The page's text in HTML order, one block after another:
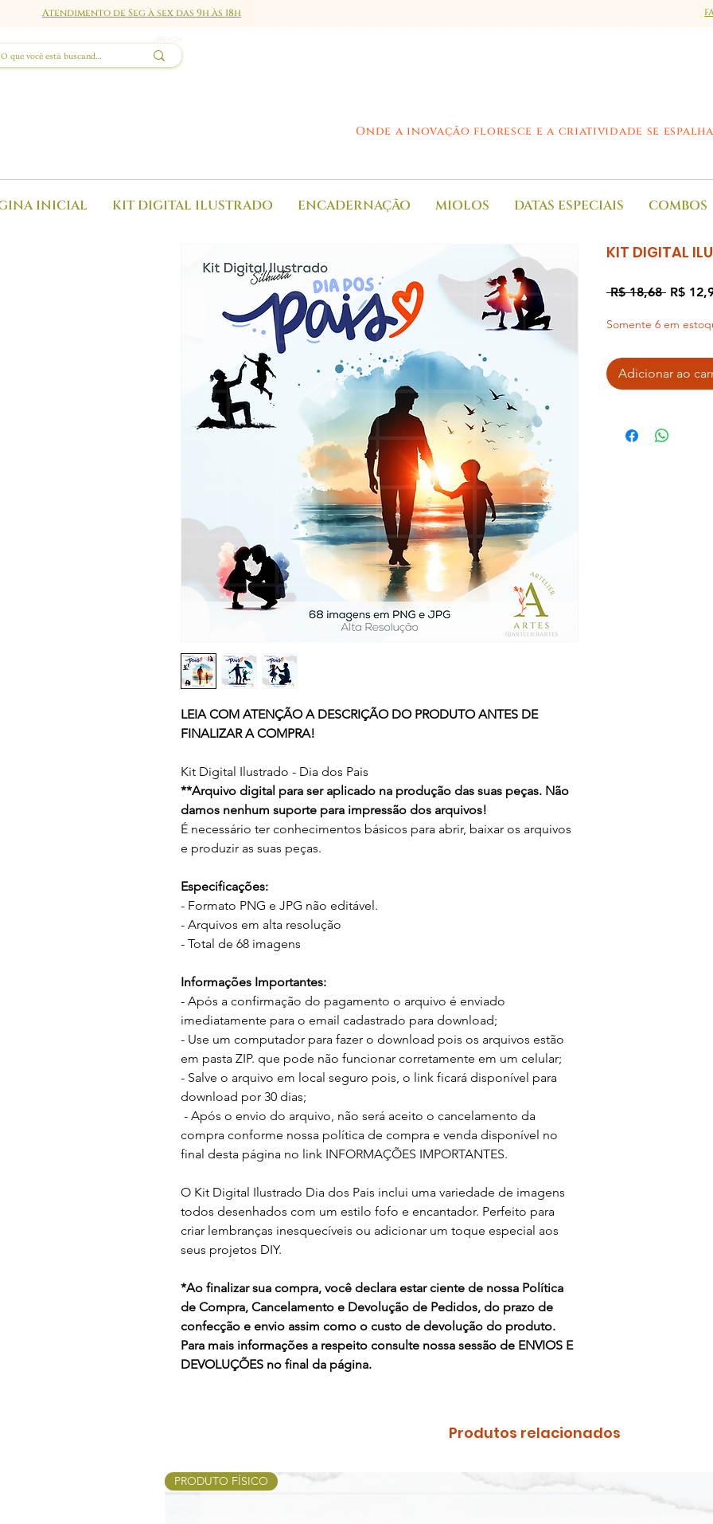
Atendimento de Seg à sex das 9h às 18h
Onde a inovação floresce e a criatividade se espalha
INICIAL KIT DIGITAL ILUSTRADO ENCADERNAÇÃO MIOLOS DATAS ESPECIAIS COMBOS
LEIA COM ATENÇÃO A DESCRIÇÃO DO PRODUTO ANTES DE
FINALIZAR A COMPRA!
Kit Digital Ilustrado - Dia dos Pais
**Arquivo digital para ser aplicado na produção das suas peças. Não
damos nenhum suporte para impressão dos arquivos!
É necessário ter conhecimentos básicos para abrir, baixar os arquivos
e produzir as suas peças.
Especificações:
- Formato PNG e JPG não editável.
- Arquivos em alta resolução
- Total de 68 imagens
Informações Importantes:
- Após a confirmação do pagamento o arquivo é enviado
imediatamente para o email cadastrado para download;
- Use um computador para fazer o download pois os arquivos estão
em pasta ZIP. que pode não funcionar corretamente em um celular;
- Salve o arquivo em local seguro pois, o link ficará disponível para
download por 30 dias;
- Após o envio do arquivo, não será aceito o cancelamento da
compra conforme nossa política de compra e venda disponível no
final desta página no link INFORMAÇÕES IMPORTANTES.
O Kit Digital Ilustrado Dia dos Pais inclui uma variedade de imagens
todos desenhados com um estilo fofo e encantador. Perfeito para
criar lembranças inesquecíveis ou adicionar um toque especial aos
seus projetos DIY.
*Ao finalizar sua compra, você declara estar ciente de nossa Política
de Compra, Cancelamento e Devolução de Pedidos, do prazo de
confecção e envio assim como o custo de devolução do produto.
Para mais informações a respeito consulte nossa sessão de ENVIOS E
DEVOLUÇÕES no final da página.
KIT DIGITAL
R$ 18,68 Preço
R$
Somente 6 em
Adicionar ao
Produtos relacionados
PRODUTO FÍSICO